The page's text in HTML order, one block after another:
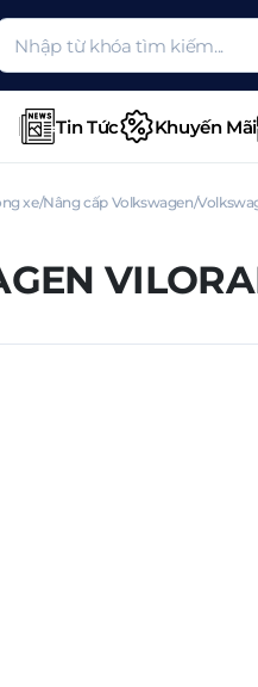
Tin Tức Khuyến Mãi
xe Nâng cấp Volkswagen